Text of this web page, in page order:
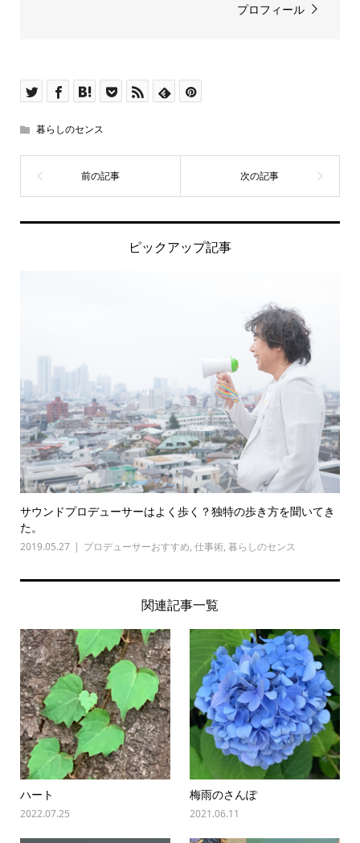
プロフィール
暮らしのセンス
ピックアップ記事
サウンドプロデューサーはよく歩く？独特の歩き方を聞いてき
た。
2019.05.27 プロデューサーおすすめ, 仕事術, 暮らしのセンス
関連記事一覧
ハート
2022.07.25
梅雨のさんぽ
2021.06.11